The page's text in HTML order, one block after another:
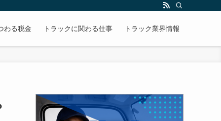
すく解説します。
わる税金 トラックに関わる仕事 トラック業界情報